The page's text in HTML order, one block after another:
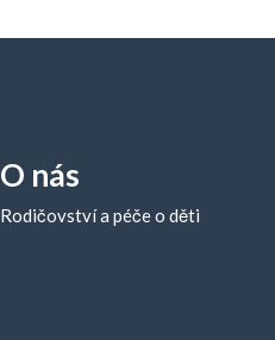
O nás
Rodičovství a péče o děti